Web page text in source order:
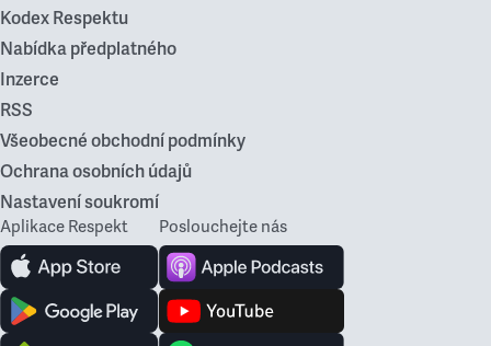
Kodex Respektu
Nabídka předplatného
Inzerce
RSS
Všeobecné obchodní podmínky
Ochrana osobních údajů
Nastavení soukromí
Aplikace Respekt Poslouchejte nás